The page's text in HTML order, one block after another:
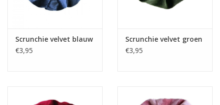
Scrunchie velvet blauw
€3,95
Scrunchie velvet groen
€3,95